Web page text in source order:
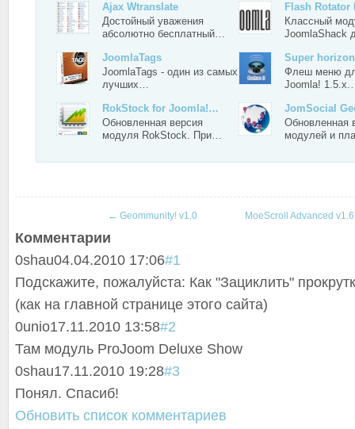
Ajax Wtranslate
Достойный уважения
абсолютно бесплатный…
Flash
Классный
JoomlaShack
JoomlaTags
JoomlaTags - один из самых
лучших…
Super
Флеш меню
Joomla!
RokStock for Joomla!…
Обновленная версия
модуля RokStock. При…
JomSocial
Обновленная
модулей и
← Geommunity! v1.0 MoeScroll Advanced
Комментарии
0shau04.04.2010 17:06#1
Подскажите, пожалуйста: Как "Зациклить"
(как на главной странице этого сайта)
0unio17.11.2010 13:58#2
Там модуль ProJoom Deluxe Show
0shau17.11.2010 19:28#3
Понял. Спасиб!
Обновить список комментариев